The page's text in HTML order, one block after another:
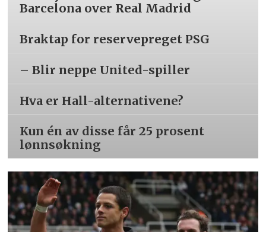
Barcelona over Real Madrid
Braktap for reservepreget PSG
– Blir neppe United-spiller
Hva er Hall-alternativene?
Kun én av disse får 25 prosent
lønnsøkning